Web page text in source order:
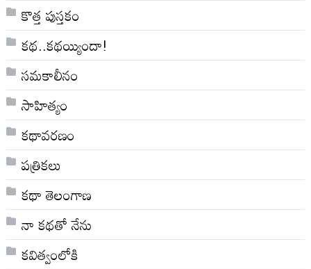
కొత్త పుస్తకం
కథ..కథయ్యిందా!
సమకాలీనం
సాహిత్యం
కథావరణం
పత్రికలు
కథా తెలంగాణ
నా క‌థ‌తో నేను
కవిత్వంలోకి